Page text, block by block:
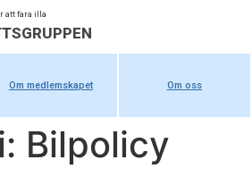
att fara illa
Om medlemskapet Om oss
Bilpolicy